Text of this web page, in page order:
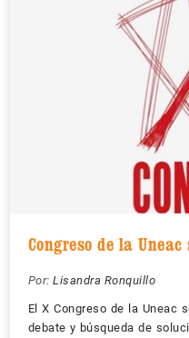
Congreso de la
Por: Lisandra Ronquillo
El X Congreso de la Uneac
debate y búsqueda de